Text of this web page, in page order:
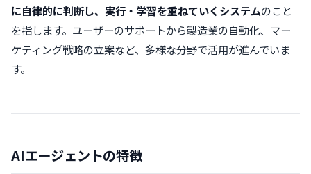
に自律的に判断し、実行・学習を重ねていくシステムのこと
を指します。ユーザーのサポートから製造業の自動化、マー
ケティング戦略の立案など、多様な分野で活用が進んでいま
す。
AIエージェントの特徴